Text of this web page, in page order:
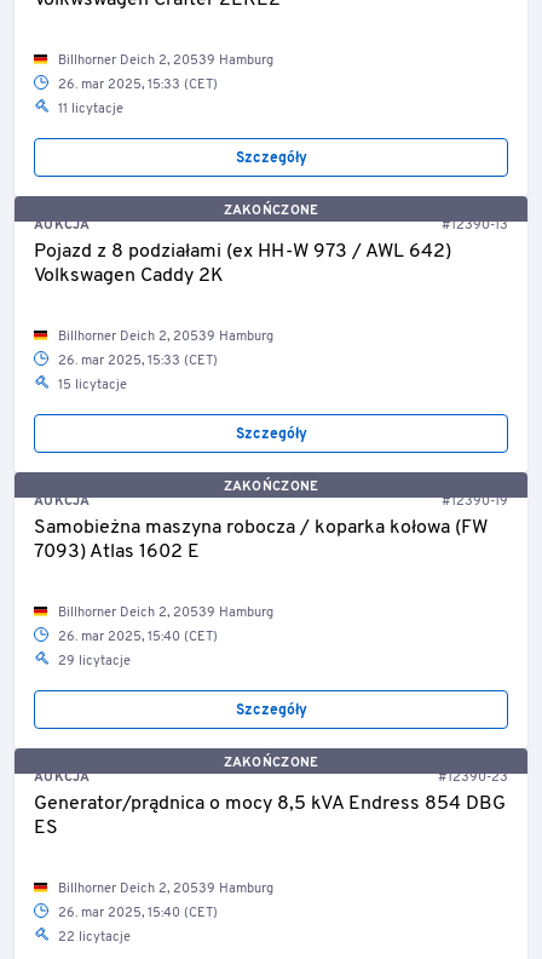
Billhorner Deich 2, 20539 Hamburg
26. mar 2025, 15:33 (CET)
11 licytacje
Szczegóły
ZAKOŃCZONE
AUKCJA
#12390-13
Pojazd z 8 podziałami (ex HH-W 973 / AWL 642)
Volkswagen Caddy 2K
Billhorner Deich 2, 20539 Hamburg
26. mar 2025, 15:33 (CET)
15 licytacje
Szczegóły
ZAKOŃCZONE
AUKCJA
#12390-19
Samobieżna maszyna robocza / koparka kołowa (FW
7093) Atlas 1602 E
Billhorner Deich 2, 20539 Hamburg
26. mar 2025, 15:40 (CET)
29 licytacje
Szczegóły
ZAKOŃCZONE
AUKCJA
#12390-23
Generator/prądnica o mocy 8,5 kVA Endress 854 DBG
ES
Billhorner Deich 2, 20539 Hamburg
26. mar 2025, 15:40 (CET)
22 licytacje